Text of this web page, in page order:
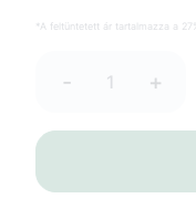
*A feltüntetett ár tartalmazza a
- +